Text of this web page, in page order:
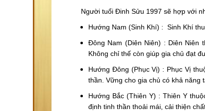
Người tuổi Đinh Sửu 1997 sẽ hợp với
Hướng Nam (Sinh Khí) : Sinh Khí
Đông Nam (Diên Niên) : Diên Niên
Không chỉ thế còn giúp gia chủ đạt
Hướng Đông (Phục Vị) : Phục Vị
thần. Vững cho gia chủ có khả năng
Hướng Bắc (Thiên Y) : Thiên Y
định tinh thần thoải mái, cải thiện